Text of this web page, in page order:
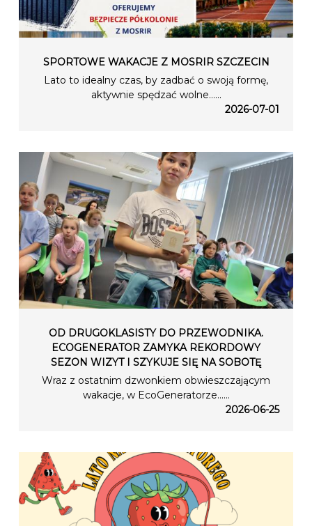
SPORTOWE WAKACJE Z MOSRIR SZCZECIN
Lato to idealny czas, by zadbać o swoją formę,
aktywnie spędzać wolne…...
2026-07-01
OD DRUGOKLASISTY DO PRZEWODNIKA.
ECOGENERATOR ZAMYKA REKORDOWY
SEZON WIZYT I SZYKUJE SIĘ NA SOBOTĘ
Wraz z ostatnim dzwonkiem obwieszczającym
wakacje, w EcoGeneratorze…...
2026-06-25